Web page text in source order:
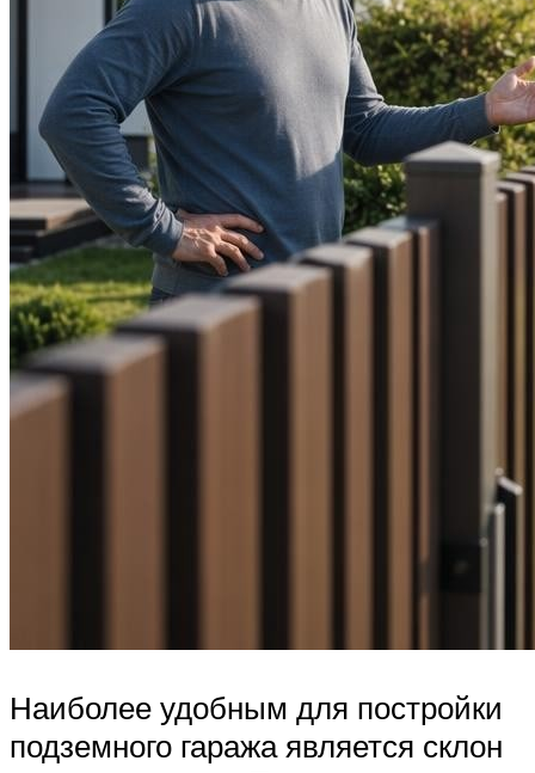
Наиболее удобным для постройки
подземного гаража является склон